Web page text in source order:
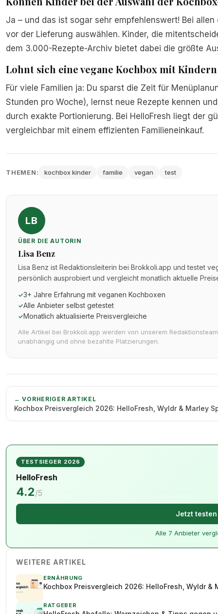
Ja – und das ist sogar sehr empfehlenswert! Bei
vor der Lieferung auswählen. Kinder, die
dem 3.000-Rezepte-Archiv bietet dabei die größte
Lohnt sich eine vegane Kochbox mit
Für viele Familien ja: Du sparst die Zeit für
Stunden pro Woche), lernst neue Rezepte kennen
durch exakte Portionierung. Bei HelloFresh liegt der
vergleichbar mit einem effizienten Familieneinkauf.
THEMEN: kochbox kinder familie vegan test
LB
ÜBER DIE AUTORIN
Lisa Benz
Lisa Benz ist Redaktionsleiterin bei Brokkoli.app und testet
persönlich ausprobiert und vergleicht monatlich aktuelle
✓3+ Jahre Erfahrung mit veganen Kochboxen
✓Alle Anbieter selbst getestet
✓Monatlich aktualisierte Preisvergleiche
Alle Artikel bei Brokkoli.app werden von unserem
unabhängig und ohne bezahlte Platzierungen.
← VORHERIGER ARTIKEL
Kochbox Preisvergleich 2026: HelloFresh, Wyldr & Marley
TESTSIEGER 2026
HelloFresh
4.2/5
Jetzt
Alle 7 Anbieter
WEITERE ARTIKEL
ERNÄHRUNG
Kochbox Preisvergleich 2026: HelloFresh, Wyldr &
RATGEBER